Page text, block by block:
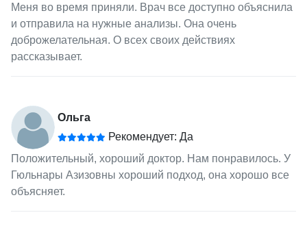
Меня во время приняли. Врач все доступно объяснила
и отправила на нужные анализы. Она очень
доброжелательная. О всех своих действиях
рассказывает.
Ольга
Рекомендует: Да
Положительный, хороший доктор. Нам понравилось. У
Гюльнары Азизовны хороший подход, она хорошо все
объясняет.